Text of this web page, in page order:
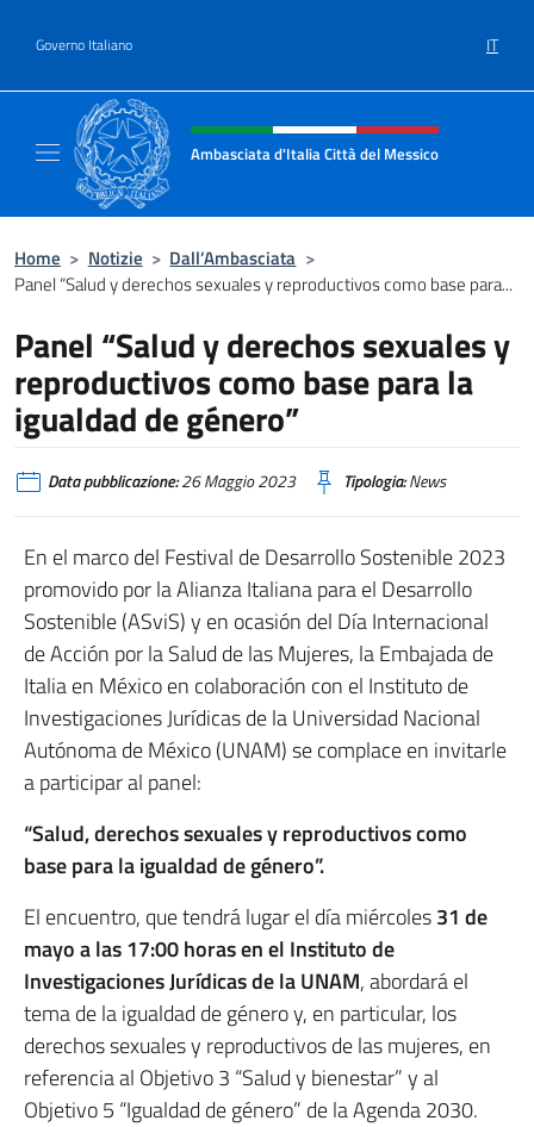
Governo Italiano IT
Intestazione sito, social e menù
Ambasciata d'Italia Città del Messico
Home > Notizie > Dall’Ambasciata >
Panel “Salud y derechos sexuales y reproductivos como base para...
Panel “Salud y derechos sexuales y
reproductivos como base para la
igualdad de género”
Data pubblicazione:26 Maggio 2023 Tipologia:News
En el marco del Festival de Desarrollo Sostenible 2023
promovido por la Alianza Italiana para el Desarrollo
Sostenible (ASviS) y en ocasión del Día Internacional
de Acción por la Salud de las Mujeres, la Embajada de
Italia en México en colaboración con el Instituto de
Investigaciones Jurídicas de la Universidad Nacional
Autónoma de México (UNAM) se complace en invitarle
a participar al panel:
“Salud, derechos sexuales y reproductivos como
base para la igualdad de género”.
El encuentro, que tendrá lugar el día miércoles31 de
mayo a las 17:00 horas en el Instituto de
Investigaciones Jurídicas de la UNAM, abordará el
tema de la igualdad de género y, en particular, los
derechos sexuales y reproductivos de las mujeres, en
referencia al Objetivo 3 “Salud y bienestar” y al
Objetivo 5 “Igualdad de género” de la Agenda 2030.